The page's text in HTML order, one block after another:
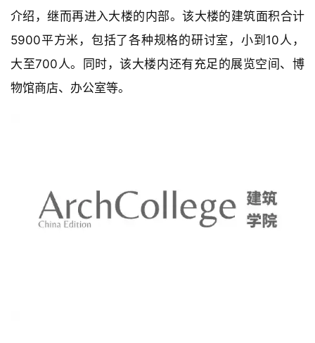
介绍，继而再进入大楼的内部。该大楼的建筑面积合计
5900平方米，包括了各种规格的研讨室，小到10人，
大至700人。同时，该大楼内还有充足的展览空间、博
物馆商店、办公室等。